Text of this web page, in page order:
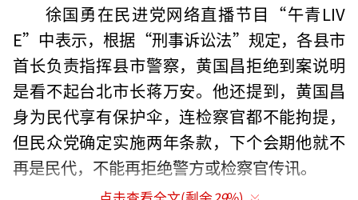
徐国勇在民进党网络直播节目“午青LIV
E”中表示，根据“刑事诉讼法”规定，各县市
首长负责指挥县市警察，黄国昌拒绝到案说明
是看不起台北市长蒋万安。他还提到，黄国昌
身为民代享有保护伞，连检察官都不能拘提，
但民众党确定实施两年条款，下个会期他就不
再是民代，不能再拒绝警方或检察官传讯。